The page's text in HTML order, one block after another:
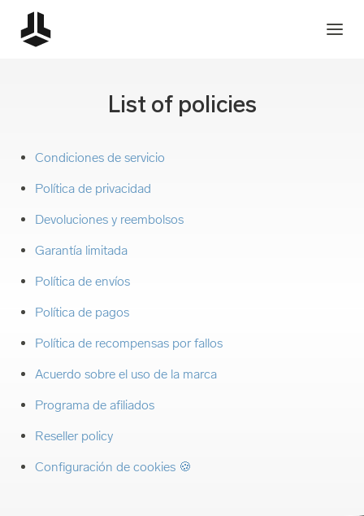
List of policies
Condiciones de servicio
Política de privacidad
Devoluciones y reembolsos
Garantía limitada
Política de envíos
Política de pagos
Política de recompensas por fallos
Acuerdo sobre el uso de la marca
Programa de afiliados
Reseller policy
Configuración de cookies 🍪